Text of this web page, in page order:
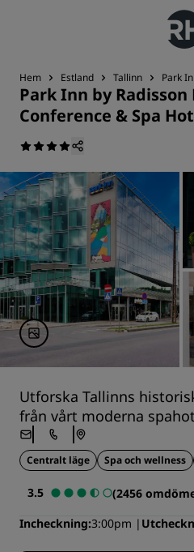
Hem Estland Tallinn Park
Park Inn by
Conference & Spa
Utforska Tallinns
från vårt moderna
Centralt läge Spa och wellness
3.5
(2456
Incheckning 3:00pm